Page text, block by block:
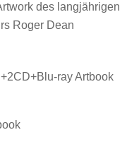
des langjährigen
Roger Dean
ray Artbook